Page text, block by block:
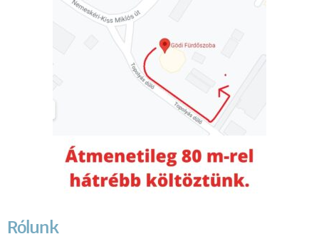
Rólunk